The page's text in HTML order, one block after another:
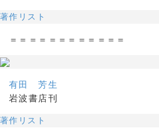
著作リスト
＝＝＝＝＝＝＝＝＝＝＝＝
有田 芳生
岩波書店刊
著作リスト